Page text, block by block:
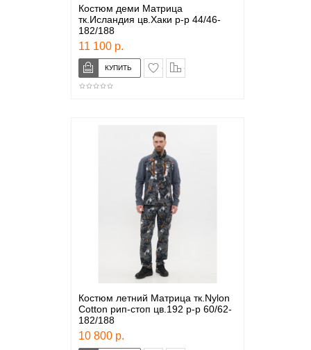
Костюм деми Матрица
тк.Исландия цв.Хаки р-р 44/46-
182/188
11 100 р.
в закладки
Костюм летний Матрица тк.Nylon
Cotton рип-стоп цв.192 р-р 60/62-
182/188
10 800 р.